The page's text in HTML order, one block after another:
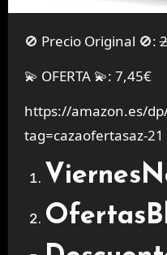
🚫 Precio Original 🚫:
💫 OFERTA 💫: 7,45€
https://amazon.es/dp/
tag=cazaofertasaz-21